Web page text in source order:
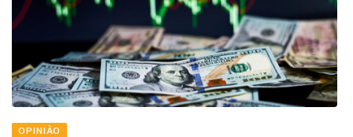
OPINIÃO